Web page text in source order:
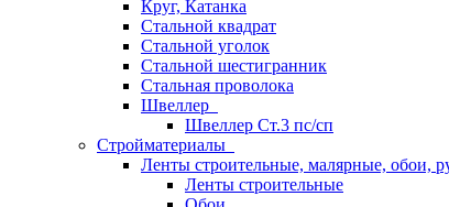
Круг, Катанка
Стальной квадрат
Стальной уголок
Стальной шестигранник
Стальная проволока
Швеллер
Швеллер Ст.3 пс/сп
Стройматериалы
Ленты строительные, малярные, обои,
Ленты строительные